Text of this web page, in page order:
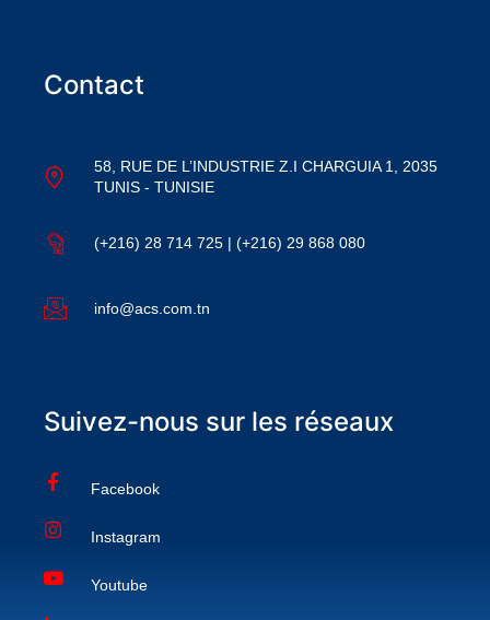
Contact
58, RUE DE L’INDUSTRIE Z.I CHARGUIA 1, 2035
TUNIS - TUNISIE
(+216) 28 714 725 | (+216) 29 868 080
info@acs.com.tn
Suivez-nous sur les réseaux
Facebook
Instagram
Youtube